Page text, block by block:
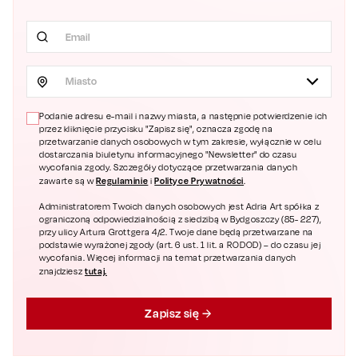
Miasto
Podanie adresu e-mail i nazwy miasta, a następnie potwierdzenie ich
przez kliknięcie przycisku "Zapisz się", oznacza zgodę na
przetwarzanie danych osobowych w tym zakresie, wyłącznie w celu
dostarczania biuletynu informacyjnego "Newsletter" do czasu
wycofania zgody. Szczegóły dotyczące przetwarzania danych
zawarte są wRegulaminie i Polityce Prywatności.
Administratorem Twoich danych osobowych jest Adria Art spółka z
ograniczoną odpowiedzialnością z siedzibą w Bydgoszczy (85- 227),
przy ulicy Artura Grottgera 4/2. Twoje dane będą przetwarzane na
podstawie wyrażonej zgody (art. 6 ust. 1 lit. a RODOD) – do czasu jej
wycofania. Więcej informacji na temat przetwarzania danych
znajdziesztutaj.
Zapisz się